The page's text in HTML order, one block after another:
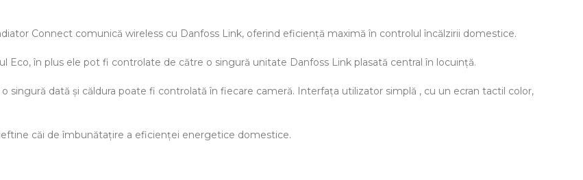
Connect comunică wireless cu Danfoss Link, oferind eficienţă maximă în controlul încălzirii domestice.
în plus ele pot fi controlate de către o singură unitate Danfoss Link plasată central în locuinţă.
dată şi căldura poate fi controlată în fiecare cameră. Interfaţa utilizator simplă , cu un ecran tactil color,
căi de îmbunătaţire a eficienţei energetice domestice.